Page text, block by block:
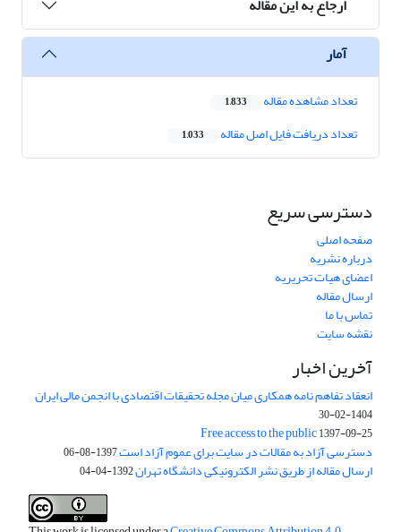
آمار
تعداد مشاهده مقاله 1,833
تعداد دریافت فایل اصل مقاله 1,033
دسترسی سریع
صفحه اصلی
درباره نشریه
اعضای هیات تحریریه
ارسال مقاله
تماس با ما
نقشه سایت
آخرین اخبار
انعقاد تفاهم نامه همکاری میان مجله تحقیقات اقتصادی با انجمن مالی ایران
1404-02-30
Free access to the public1397-09-25
دسترسی آزاد به مقالات در سایت برای عموم آزاد است1397-08-06
ارسال مقاله از طریق نشر الکترونیکی دانشگاه تهران1392-04-04